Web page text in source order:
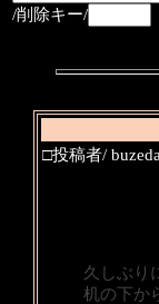
/削除キー/
□投稿者/
久しぶり
机の下か